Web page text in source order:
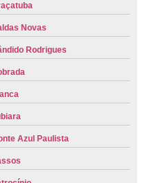
Novas
Rodrigues
Azul Paulista